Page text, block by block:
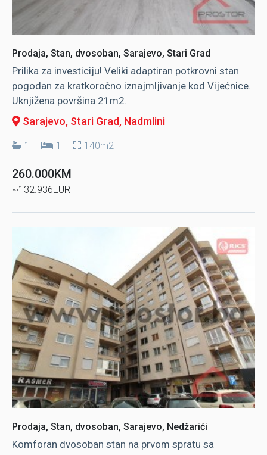
Prodaja, Stan, dvosoban, Sarajevo, Stari Grad
Prilika za investiciju! Veliki adaptiran potkrovni stan
pogodan za kratkoročno iznajmljivanje kod Vijećnice.
Uknjižena površina 21m2.
Sarajevo, Stari Grad, Nadmlini
1 1 140m2
260.000KM
~132.936EUR
Prodaja, Stan, dvosoban, Sarajevo, Nedžarići
Komforan dvosoban stan na prvom spratu sa